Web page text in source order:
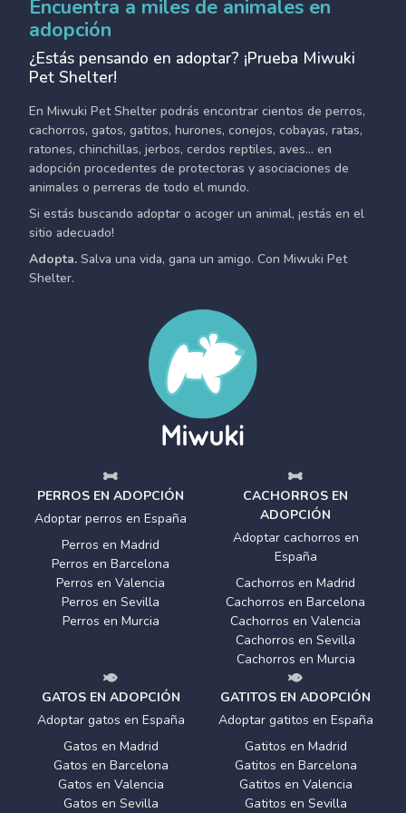
Encuentra a miles de animales en
adopción
¿Estás pensando en adoptar? ¡Prueba Miwuki
Pet Shelter!
En Miwuki Pet Shelter podrás encontrar cientos de perros,
cachorros, gatos, gatitos, hurones, conejos, cobayas, ratas,
ratones, chinchillas, jerbos, cerdos reptiles, aves... en
adopción procedentes de protectoras y asociaciones de
animales o perreras de todo el mundo.
Si estás buscando adoptar o acoger un animal, ¡estás en el
sitio adecuado!
Adopta. Salva una vida, gana un amigo. Con Miwuki Pet
Shelter.
PERROS EN ADOPCIÓN
Adoptar perros en España
Perros en Madrid
Perros en Barcelona
Perros en Valencia
Perros en Sevilla
Perros en Murcia
CACHORROS EN
ADOPCIÓN
Adoptar cachorros en
España
Cachorros en Madrid
Cachorros en Barcelona
Cachorros en Valencia
Cachorros en Sevilla
Cachorros en Murcia
GATOS EN ADOPCIÓN
Adoptar gatos en España
Gatos en Madrid
Gatos en Barcelona
Gatos en Valencia
Gatos en Sevilla
GATITOS EN ADOPCIÓN
Adoptar gatitos en España
Gatitos en Madrid
Gatitos en Barcelona
Gatitos en Valencia
Gatitos en Sevilla